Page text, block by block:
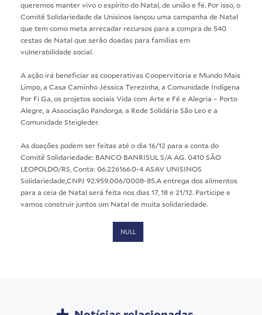
queremos manter vivo o espírito do Natal, de união e fé. Por isso, o
Comitê Solidariedade da Unisinos lançou uma campanha de Natal
que tem como meta arrecadar recursos para a compra de 540
cestas de Natal que serão doadas para famílias em
vulnerabilidade social.
A ação irá beneficiar as cooperativas Coopervitoria e Mundo Mais
Limpo, a Casa Caminho Jéssica Terezinha, a Comunidade Indígena
Por Fi Ga, os projetos sociais Vida com Arte e Fé e Alegria – Porto
Alegre, a Associação Pandorga, a Rede Solidária São Leo e a
Comunidade Steigleder.
As doações podem ser feitas até o dia 16/12 para a conta do
Comitê Solidariedade: BANCO BANRISUL S/A AG. 0410 SÃO
LEOPOLDO/RS, Conta: 06.226166.0-4 ASAV UNISINOS
Solidariedade,CNPJ 92.959.006/0008-85.A entrega dos alimentos
para a ceia de Natal será feita nos dias 17, 18 e 21/12. Participe e
vamos construir juntos um Natal de muita solidariedade.
NULL